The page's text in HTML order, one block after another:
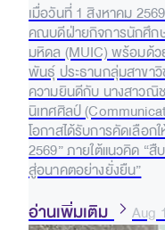
เมื่อวันที่ 1 สิงหาคม
คณบดีฝ่ายกิจการนักศึก
มหิดล (MUIC) พร้อมด้
พันธุ์ ประธานกลุ่มสาขา
ความยินดีกับ นางสาวณิ
นิเทศศิลป์
โอกาสได้รับการคัดเลือก
2569” ภายใต้แนวคิด “
สู่อนาคตอย่างยั่งยืน”
อ่านเพิ่มเติม Aug